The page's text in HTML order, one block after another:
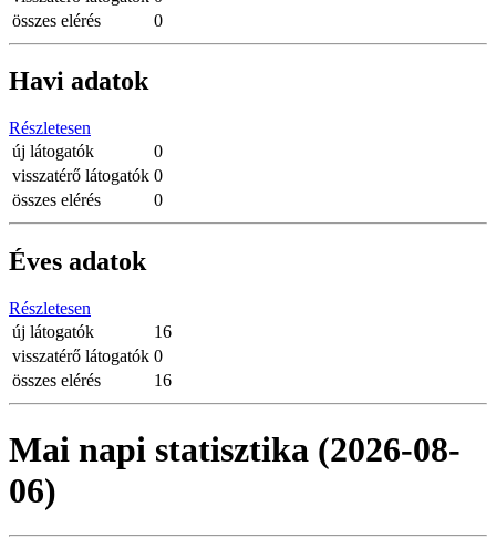
összes elérés
0
Havi adatok
Részletesen
új látogatók
0
visszatérő látogatók 0
összes elérés
0
Éves adatok
Részletesen
új látogatók
16
visszatérő látogatók 0
összes elérés
16
Mai napi statisztika (2026-08-
06)